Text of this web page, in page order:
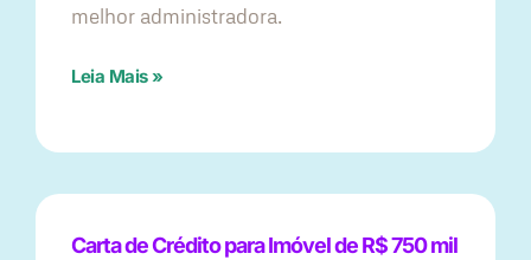
melhor administradora.
Leia Mais »
Carta de Crédito para Imóvel de R$ 750 mil